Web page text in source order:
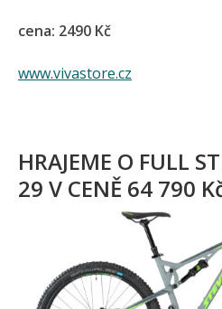
cena: 2490 Kč
www.vivastore.cz
HRAJEME O FULL
29 V CENĚ 64 790